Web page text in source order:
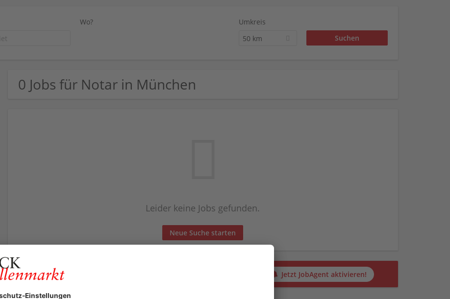
Wo?
Umkreis
50 km
0 Jobs für Notar in München
Leider keine Jobs gefunden.
Neue Suche starten
Automatisch neue Jobs und Karriere-Updates per E-Mail erhalten? Jetzt JobAgent aktivieren!